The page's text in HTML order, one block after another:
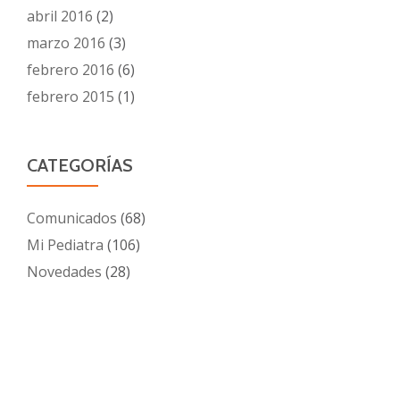
abril 2016 (2)
marzo 2016 (3)
febrero 2016 (6)
febrero 2015 (1)
CATEGORÍAS
Comunicados (68)
Mi Pediatra (106)
Novedades (28)